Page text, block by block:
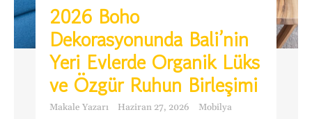
2026 Boho
Dekorasyonunda Bali’nin
Yeri Evlerde Organik Lüks
ve Özgür Ruhun Birleşimi
Makale Yazarı Haziran 27, 2026 Mobilya